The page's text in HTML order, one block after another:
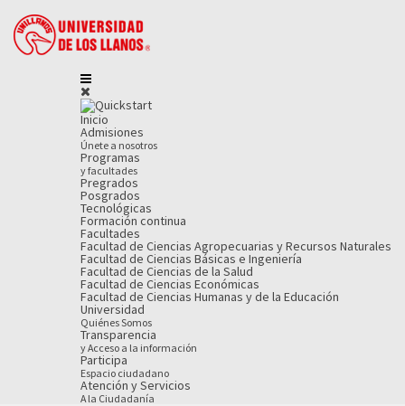
Inicio
Admisiones
Únete a nosotros
Programas
y facultades
Pregrados
Posgrados
Tecnológicas
Formación continua
Facultades
Facultad de Ciencias Agropecuarias y Recursos Naturales
Facultad de Ciencias Básicas e Ingeniería
Facultad de Ciencias de la Salud
Facultad de Ciencias Económicas
Facultad de Ciencias Humanas y de la Educación
Universidad
Quiénes Somos
Transparencia
y Acceso a la información
Participa
Espacio ciudadano
Atención y Servicios
A la Ciudadanía